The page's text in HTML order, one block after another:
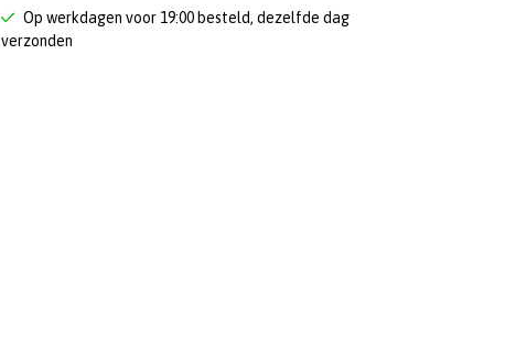
Op werkdagen voor 19:00 besteld, dezelfde dag
verzonden